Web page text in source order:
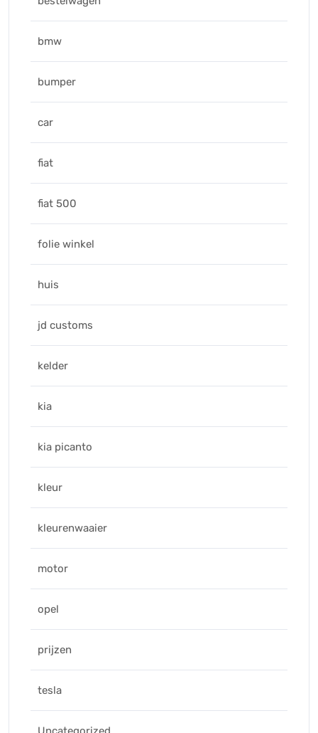
bmw
bumper
car
fiat
fiat 500
folie winkel
huis
jd customs
kelder
kia
kia picanto
kleur
kleurenwaaier
motor
opel
prijzen
tesla